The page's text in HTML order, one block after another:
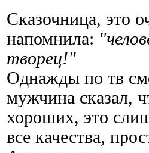
Сказочница, это
напомнила:
творец!"
Однажды по тв
мужчина сказал,
хороших, это
все качества,